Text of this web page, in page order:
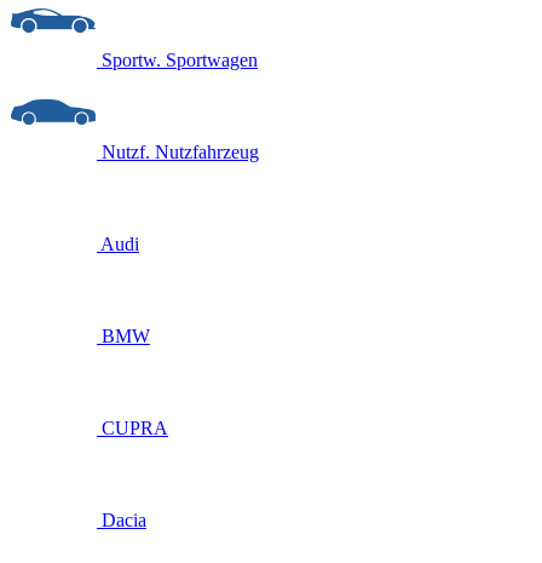
Sportw. Sportwagen
Nutzf. Nutzfahrzeug
Audi
BMW
CUPRA
Dacia